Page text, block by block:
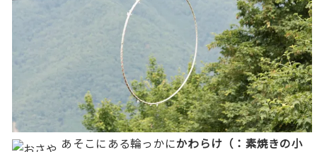
あそこにある輪っかにかわらけ（：素焼きの小